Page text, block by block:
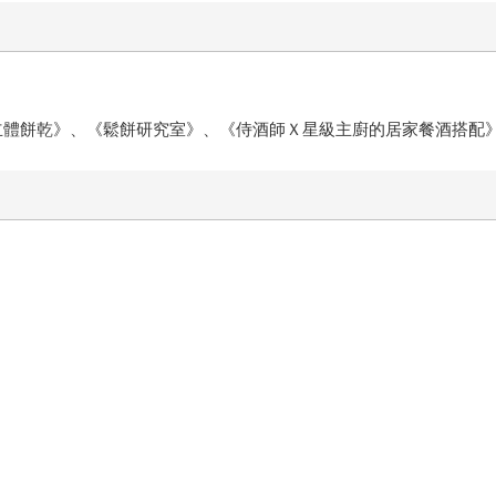
餅乾》、《鬆餅研究室》、《侍酒師Ｘ星級主廚的居家餐酒搭配